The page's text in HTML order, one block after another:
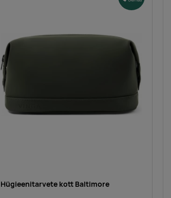
Hügieenitarvete kott Baltimore